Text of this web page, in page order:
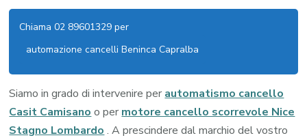
Chiama 02 89601329 per
automazione cancelli Beninca Capralba
Siamo in grado di intervenire per automatismo cancello
Casit Camisano o per motore cancello scorrevole Nice
Stagno Lombardo . A prescindere dal marchio del vostro